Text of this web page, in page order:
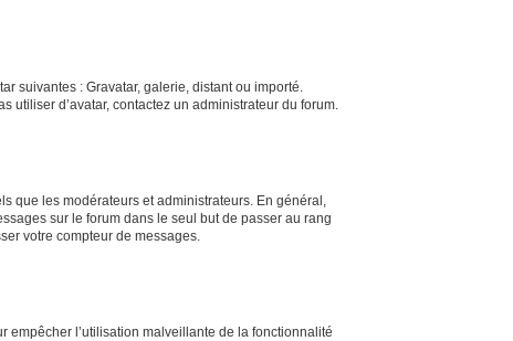
suivantes : Gravatar, galerie, distant ou importé.
utiliser d’avatar, contactez un administrateur du forum.
que les modérateurs et administrateurs. En général,
sur le forum dans le seul but de passer au rang
votre compteur de messages.
empêcher l’utilisation malveillante de la fonctionnalité